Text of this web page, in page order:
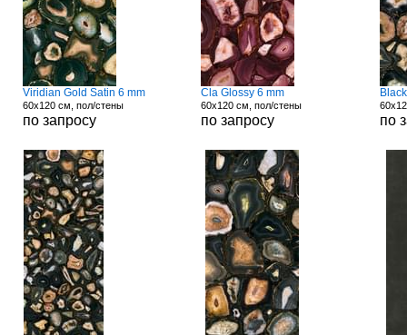
Viridian Gold Satin 6 mm
60x120 см, пол/стены
по запросу
Cla Glossy 6 mm
60x120 см, пол/стены
по запросу по